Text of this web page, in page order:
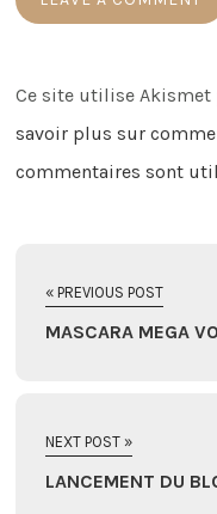
Ce site utilise
savoir plus sur
commentaires sont
« PREVIOUS POST
MASCARA MEGA
NEXT POST »
LANCEMENT DU